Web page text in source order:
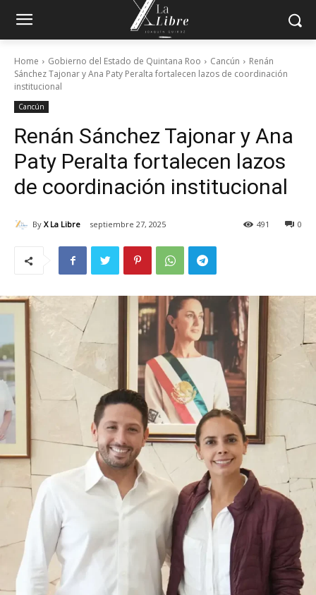
Home Gobierno del Estado de Quintana Roo Cancún
Renán
Sánchez Tajonar y Ana Paty Peralta fortalecen lazos de coordinación
institucional
Cancún
Renán Sánchez Tajonar y Ana
Paty Peralta fortalecen lazos
de coordinación institucional
By X La Libre septiembre 27, 2025 0
491